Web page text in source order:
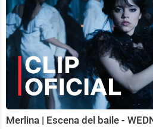
Merlina | Escena del baile -